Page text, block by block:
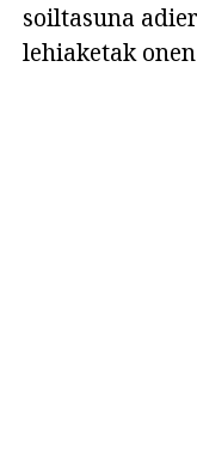
soiltasuna
lehiaketak